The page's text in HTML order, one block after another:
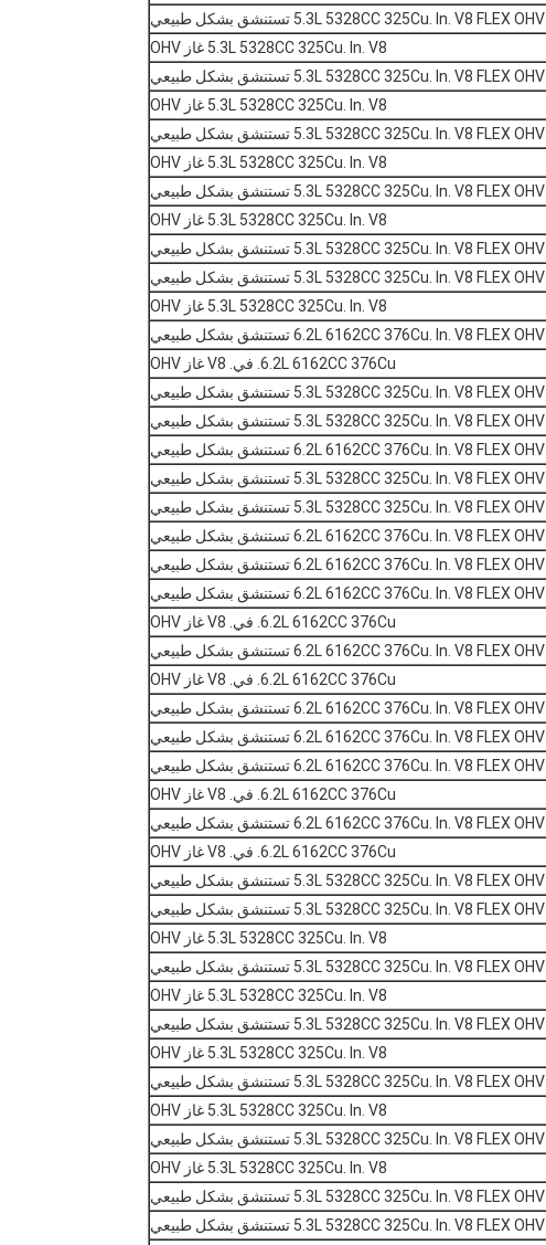
5.3L 5328CC 325Cu. In. V8 FLEX OHV تستنشق بشكل طبيعي
5.3L 5328CC 325Cu. In. V8 غاز OHV
5.3L 5328CC 325Cu. In. V8 FLEX OHV تستنشق بشكل طبيعي
5.3L 5328CC 325Cu. In. V8 غاز OHV
5.3L 5328CC 325Cu. In. V8 FLEX OHV تستنشق بشكل طبيعي
5.3L 5328CC 325Cu. In. V8 غاز OHV
5.3L 5328CC 325Cu. In. V8 FLEX OHV تستنشق بشكل طبيعي
5.3L 5328CC 325Cu. In. V8 غاز OHV
5.3L 5328CC 325Cu. In. V8 FLEX OHV تستنشق بشكل طبيعي
5.3L 5328CC 325Cu. In. V8 FLEX OHV تستنشق بشكل طبيعي
5.3L 5328CC 325Cu. In. V8 غاز OHV
6.2L 6162CC 376Cu. In. V8 FLEX OHV تستنشق بشكل طبيعي
6.2L 6162CC 376Cu. في. V8 غاز OHV
5.3L 5328CC 325Cu. In. V8 FLEX OHV تستنشق بشكل طبيعي
5.3L 5328CC 325Cu. In. V8 FLEX OHV تستنشق بشكل طبيعي
6.2L 6162CC 376Cu. In. V8 FLEX OHV تستنشق بشكل طبيعي
5.3L 5328CC 325Cu. In. V8 FLEX OHV تستنشق بشكل طبيعي
5.3L 5328CC 325Cu. In. V8 FLEX OHV تستنشق بشكل طبيعي
6.2L 6162CC 376Cu. In. V8 FLEX OHV تستنشق بشكل طبيعي
6.2L 6162CC 376Cu. In. V8 FLEX OHV تستنشق بشكل طبيعي
6.2L 6162CC 376Cu. In. V8 FLEX OHV تستنشق بشكل طبيعي
6.2L 6162CC 376Cu. في. V8 غاز OHV
6.2L 6162CC 376Cu. In. V8 FLEX OHV تستنشق بشكل طبيعي
6.2L 6162CC 376Cu. في. V8 غاز OHV
6.2L 6162CC 376Cu. In. V8 FLEX OHV تستنشق بشكل طبيعي
6.2L 6162CC 376Cu. In. V8 FLEX OHV تستنشق بشكل طبيعي
6.2L 6162CC 376Cu. In. V8 FLEX OHV تستنشق بشكل طبيعي
6.2L 6162CC 376Cu. في. V8 غاز OHV
6.2L 6162CC 376Cu. In. V8 FLEX OHV تستنشق بشكل طبيعي
6.2L 6162CC 376Cu. في. V8 غاز OHV
5.3L 5328CC 325Cu. In. V8 FLEX OHV تستنشق بشكل طبيعي
5.3L 5328CC 325Cu. In. V8 FLEX OHV تستنشق بشكل طبيعي
5.3L 5328CC 325Cu. In. V8 غاز OHV
5.3L 5328CC 325Cu. In. V8 FLEX OHV تستنشق بشكل طبيعي
5.3L 5328CC 325Cu. In. V8 غاز OHV
5.3L 5328CC 325Cu. In. V8 FLEX OHV تستنشق بشكل طبيعي
5.3L 5328CC 325Cu. In. V8 غاز OHV
5.3L 5328CC 325Cu. In. V8 FLEX OHV تستنشق بشكل طبيعي
5.3L 5328CC 325Cu. In. V8 غاز OHV
5.3L 5328CC 325Cu. In. V8 FLEX OHV تستنشق بشكل طبيعي
5.3L 5328CC 325Cu. In. V8 غاز OHV
5.3L 5328CC 325Cu. In. V8 FLEX OHV تستنشق بشكل طبيعي
5.3L 5328CC 325Cu. In. V8 FLEX OHV تستنشق بشكل طبيعي